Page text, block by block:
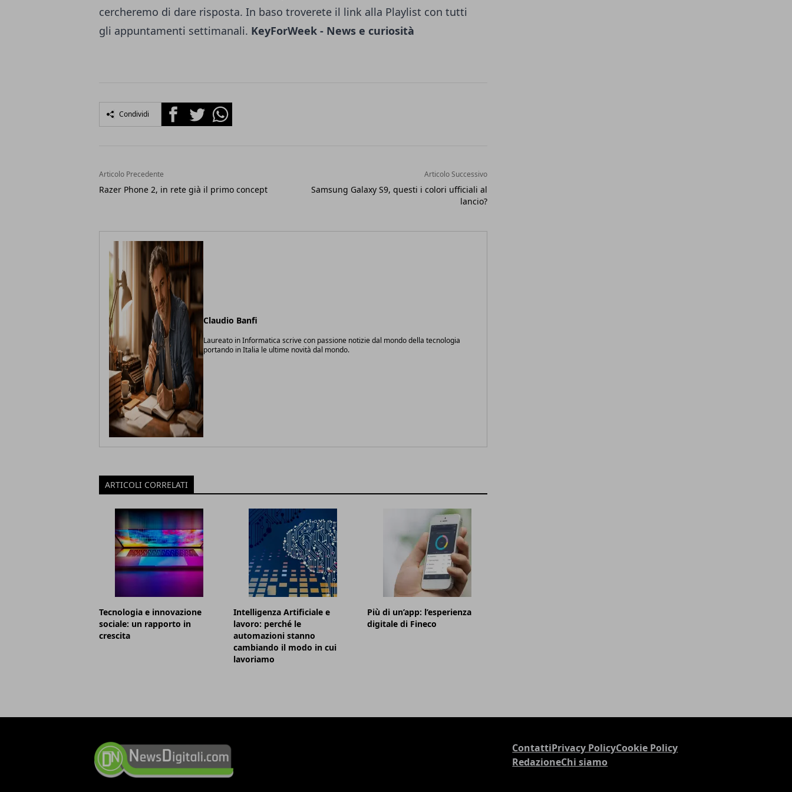
cercheremo di dare risposta. In baso troverete il link alla Playlist con tutti
gli appuntamenti settimanali. KeyForWeek - News e curiosità
Condividi FacebookTwitterWhatsapp
Articolo Precedente
Razer Phone 2, in rete già il primo concept
Articolo Successivo
Samsung Galaxy S9, questi i colori ufficiali al
lancio?
Claudio Banfi
Laureato in Informatica scrive con passione notizie dal mondo della tecnologia
portando in Italia le ultime novità dal mondo.
ARTICOLI CORRELATI
Tecnologia e innovazione
sociale: un rapporto in
crescita
Intelligenza Artificiale e
lavoro: perché le
automazioni stanno
cambiando il modo in cui
lavoriamo
Più di un’app: l’esperienza
digitale di Fineco
ContattiPrivacy PolicyCookie Policy
RedazioneChi siamo